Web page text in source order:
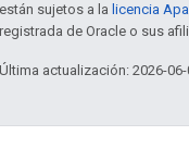
están sujetos a la licencia
registrada de Oracle o sus
Última actualización: 2026-06-